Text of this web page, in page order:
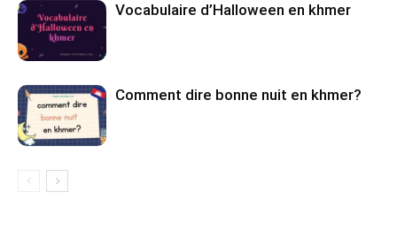
Vocabulaire d’Halloween en khmer
Comment dire bonne nuit en khmer?